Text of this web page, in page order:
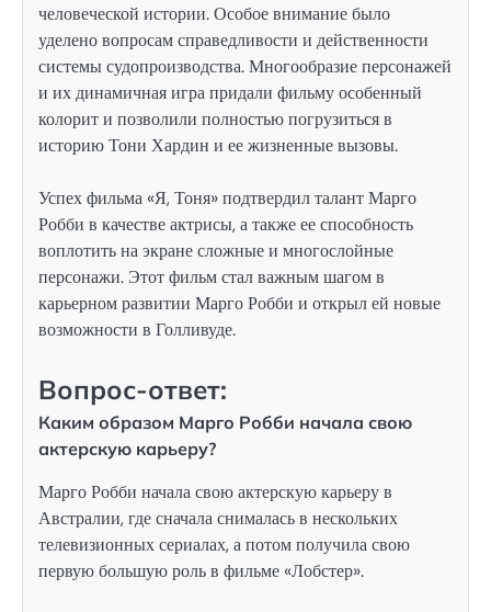
человеческой истории. Особое внимание было
уделено вопросам справедливости и действенности
системы судопроизводства. Многообразие персонажей
и их динамичная игра придали фильму особенный
колорит и позволили полностью погрузиться в
историю Тони Хардин и ее жизненные вызовы.
Успех фильма «Я, Тоня» подтвердил талант Марго
Робби в качестве актрисы, а также ее способность
воплотить на экране сложные и многослойные
персонажи. Этот фильм стал важным шагом в
карьерном развитии Марго Робби и открыл ей новые
возможности в Голливуде.
Вопрос-ответ:
Каким образом Марго Робби начала свою
актерскую карьеру?
Марго Робби начала свою актерскую карьеру в
Австралии, где сначала снималась в нескольких
телевизионных сериалах, а потом получила свою
первую большую роль в фильме «Лобстер».